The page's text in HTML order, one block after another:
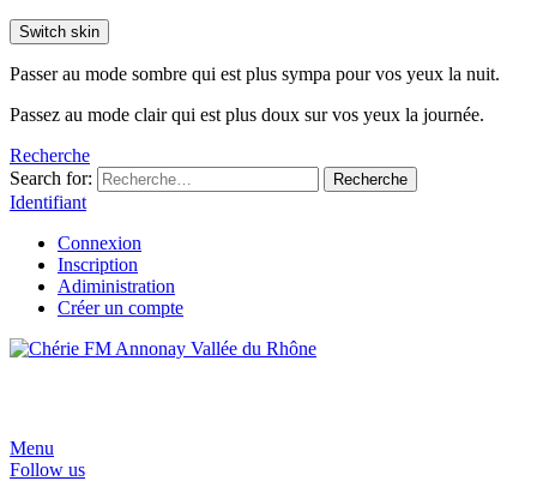
Switch skin
Passer au mode sombre qui est plus sympa pour vos yeux la nuit.
Passez au mode clair qui est plus doux sur vos yeux la journée.
Recherche
Search for:
Recherche
Identifiant
Connexion
Inscription
Adiministration
Créer un compte
Menu
Follow us